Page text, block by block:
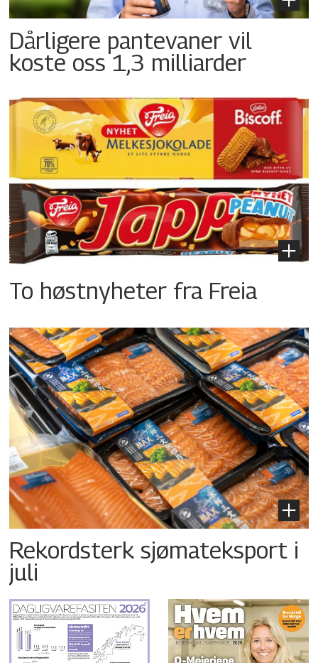
Dårligere pantevaner vil
koste oss 1,3 milliarder
To høstnyheter fra Freia
Rekordsterk sjømateksport i
juli